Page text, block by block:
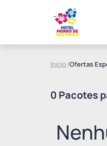
Início/Ofertas
0 Pacotes